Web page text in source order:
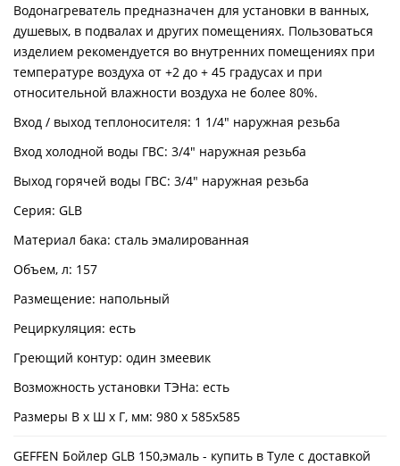
Водонагреватель предназначен для установки в ванных,
душевых, в подвалах и других помещениях. Пользоваться
изделием рекомендуется во внутренних помещениях при
температуре воздуха от +2 до + 45 градусах и при
относительной влажности воздуха не более 80%.
Вход / выход теплоносителя: 1 1/4" наружная резьба
Вход холодной воды ГВС: 3/4" наружная резьба
Выход горячей воды ГВС: 3/4" наружная резьба
Серия: GLB
Материал бака: сталь эмалированная
Объем, л: 157
Размещение: напольный
Рециркуляция: есть
Греющий контур: один змеевик
Возможность установки ТЭНа: есть
Размеры В х Ш х Г, мм: 980 х 585х585
GEFFEN Бойлер GLB 150,эмаль - купить в Туле с доставкой